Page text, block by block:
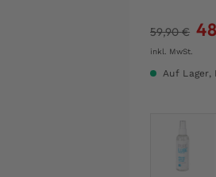
59,90€
inkl. MwSt.
Auf Lager,